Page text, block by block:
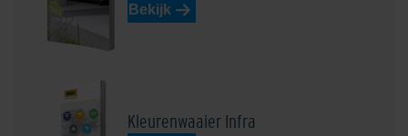
Bekijk
Kleurenwaaier Infra